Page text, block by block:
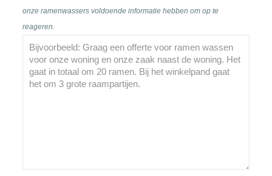
onze ramenwassers voldoende informatie hebben om op te
reageren.